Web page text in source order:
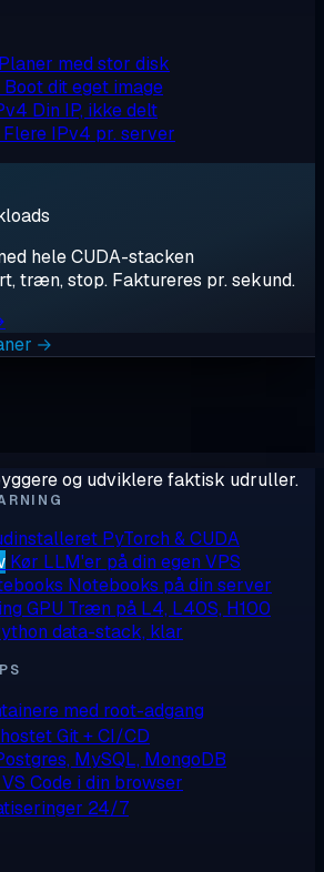
Planer med stor disk
Boot dit eget image
Din IP, ikke delt
Flere IPv4 pr. server
hele CUDA-stacken
træn, stop. Faktureres pr. sekund.
→
og udviklere faktisk udruller.
PyTorch & CUDA
Kør LLM'er på din egen VPS
Notebooks på din server
GPU Træn på L4, L40S, H100
data-stack, klar
med root-adgang
Git + CI/CD
MySQL, MongoDB
VS Code i din browser
24/7